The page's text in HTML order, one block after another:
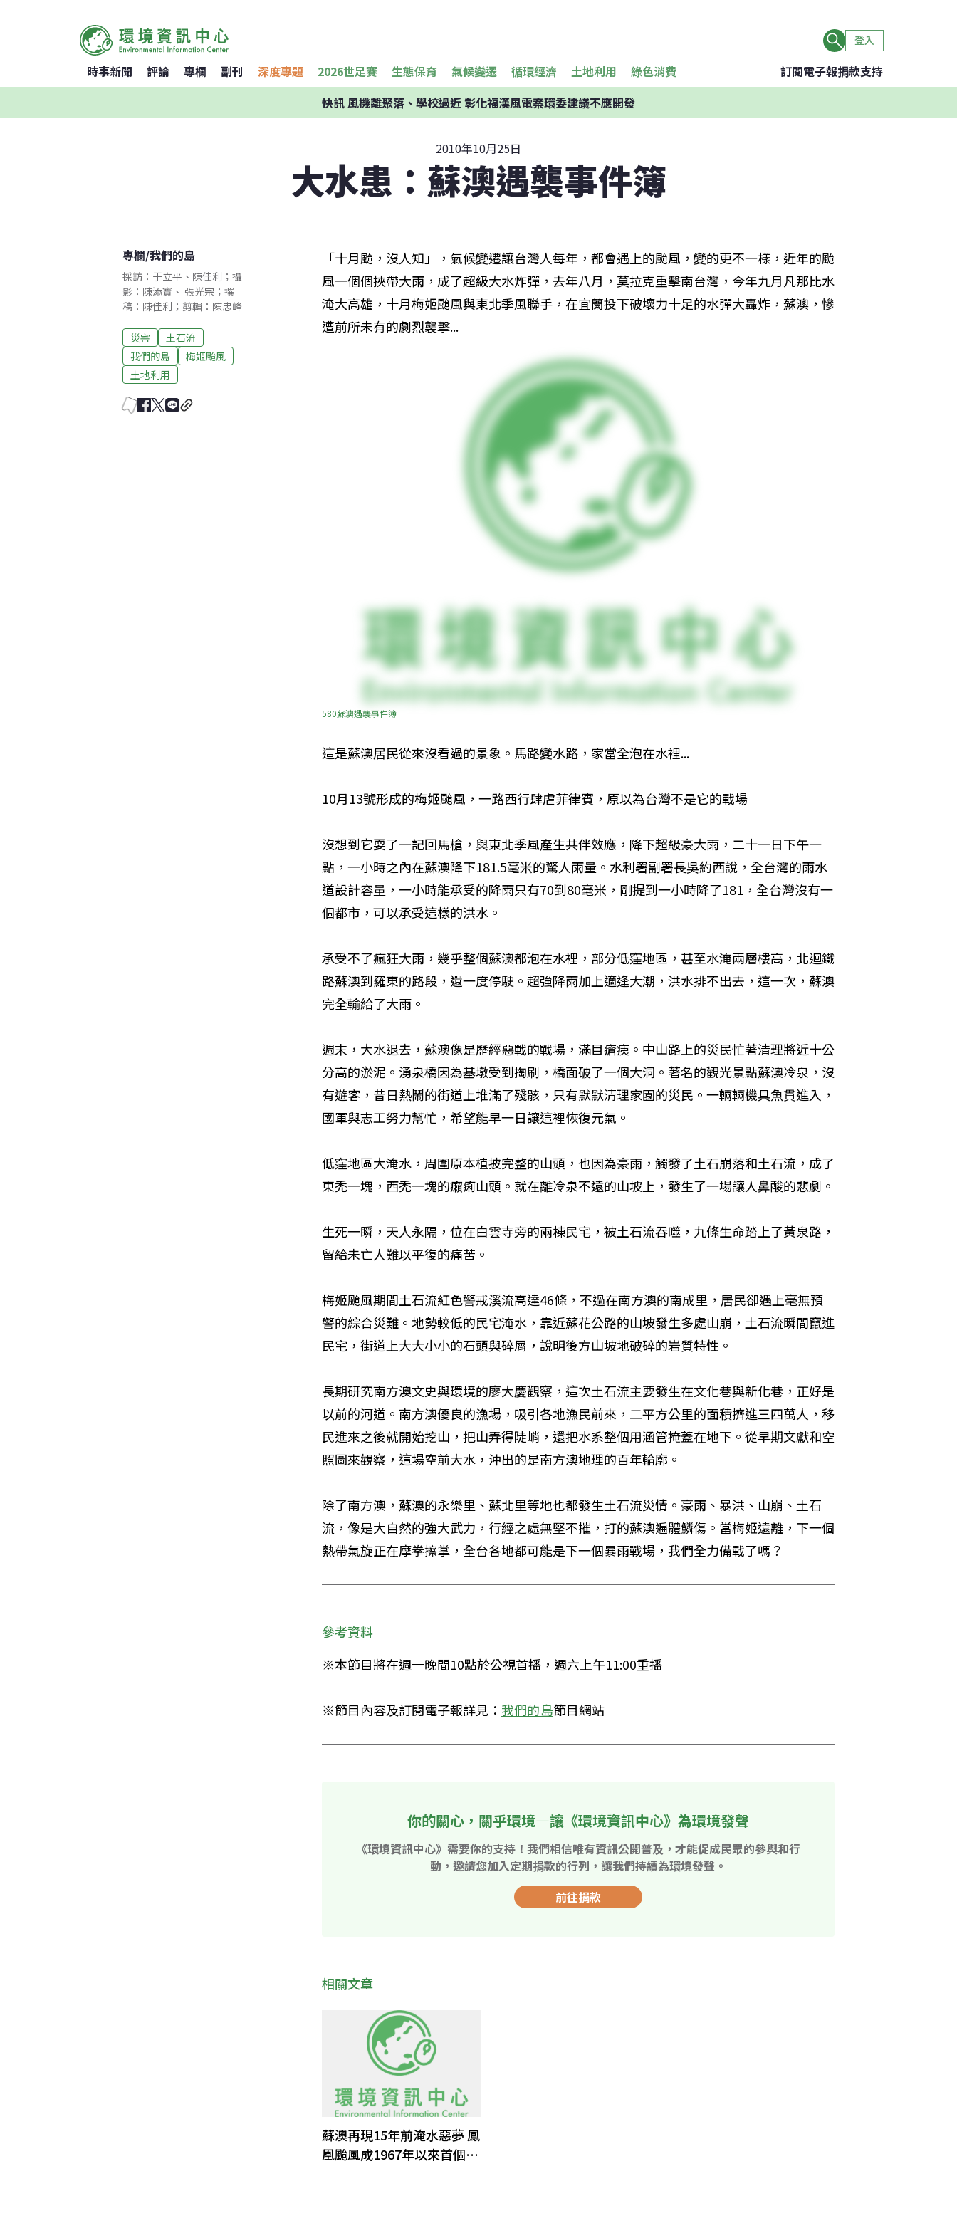
登入
時事新聞 評論 專欄 副刊 深度專題 2026世足賽 生態保育 氣候變遷 循環經濟 土地利用 綠色消費 訂閱電子報捐款支持
快訊風機離聚落、學校過近 彰化福漢風電案環委建議不應開發
2010年10月25日
大水患：蘇澳遇襲事件簿
專欄/我們的島
採訪：于立平、陳佳利；攝
影：陳添寶、 張光宗；撰
稿：陳佳利；剪輯：陳忠峰
災害
土石流
我們的島
梅姬颱風
土地利用
「十月颱，沒人知」，氣候變遷讓台灣人每年，都會遇上的颱風，變的更不一樣，近年的颱
風一個個挾帶大雨，成了超級大水炸彈，去年八月，莫拉克重擊南台灣，今年九月凡那比水
淹大高雄，十月梅姬颱風與東北季風聯手，在宜蘭投下破壞力十足的水彈大轟炸，蘇澳，慘
遭前所未有的劇烈襲擊...
580蘇澳遇襲事件簿
這是蘇澳居民從來沒看過的景象。馬路變水路，家當全泡在水裡...
10月13號形成的梅姬颱風，一路西行肆虐菲律賓，原以為台灣不是它的戰場
沒想到它耍了一記回馬槍，與東北季風產生共伴效應，降下超級豪大雨，二十一日下午一
點，一小時之內在蘇澳降下181.5毫米的驚人雨量。水利署副署長吳約西說，全台灣的雨水
道設計容量，一小時能承受的降雨只有70到80毫米，剛提到一小時降了181，全台灣沒有一
個都市，可以承受這樣的洪水。
承受不了瘋狂大雨，幾乎整個蘇澳都泡在水裡，部分低窪地區，甚至水淹兩層樓高，北迴鐵
路蘇澳到羅東的路段，還一度停駛。超強降雨加上適逢大潮，洪水排不出去，這一次，蘇澳
完全輸給了大雨。
週末，大水退去，蘇澳像是歷經惡戰的戰場，滿目瘡痍。中山路上的災民忙著清理將近十公
分高的淤泥。湧泉橋因為基墩受到掏刷，橋面破了一個大洞。著名的觀光景點蘇澳冷泉，沒
有遊客，昔日熱鬧的街道上堆滿了殘骸，只有默默清理家園的災民。一輛輛機具魚貫進入，
國軍與志工努力幫忙，希望能早一日讓這裡恢復元氣。
低窪地區大淹水，周圍原本植披完整的山頭，也因為豪雨，觸發了土石崩落和土石流，成了
東禿一塊，西禿一塊的癩痢山頭。就在離冷泉不遠的山坡上，發生了一場讓人鼻酸的悲劇。
生死一瞬，天人永隔，位在白雲寺旁的兩棟民宅，被土石流吞噬，九條生命踏上了黃泉路，
留給未亡人難以平復的痛苦。
梅姬颱風期間土石流紅色警戒溪流高達46條，不過在南方澳的南成里，居民卻遇上毫無預
警的綜合災難。地勢較低的民宅淹水，靠近蘇花公路的山坡發生多處山崩，土石流瞬間竄進
民宅，街道上大大小小的石頭與碎屑，說明後方山坡地破碎的岩質特性。
長期研究南方澳文史與環境的廖大慶觀察，這次土石流主要發生在文化巷與新化巷，正好是
以前的河道。南方澳優良的漁場，吸引各地漁民前來，二平方公里的面積擠進三四萬人，移
民進來之後就開始挖山，把山弄得陡峭，還把水系整個用涵管掩蓋在地下。從早期文獻和空
照圖來觀察，這場空前大水，沖出的是南方澳地理的百年輪廓。
除了南方澳，蘇澳的永樂里、蘇北里等地也都發生土石流災情。豪雨、暴洪、山崩、土石
流，像是大自然的強大武力，行經之處無堅不摧，打的蘇澳遍體鱗傷。當梅姬遠離，下一個
熱帶氣旋正在摩拳擦掌，全台各地都可能是下一個暴雨戰場，我們全力備戰了嗎？
參考資料
※本節目將在週一晚間10點於公視首播，週六上午11:00重播
※節目內容及訂閱電子報詳見： 我們的島節目網站
你的關心，關乎環境—讓《環境資訊中心》為環境發聲
《環境資訊中心》需要你的支持！我們相信唯有資訊公開普及，才能促成民眾的參與和行
動，邀請您加入定期捐款的行列，讓我們持續為環境發聲。
前往捐款
相關文章
蘇澳再現15年前淹水惡夢 鳳
凰颱風成1967年以來首個11